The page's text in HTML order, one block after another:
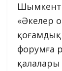
Шымкент
«Әкелер
қоғамдық
форумға